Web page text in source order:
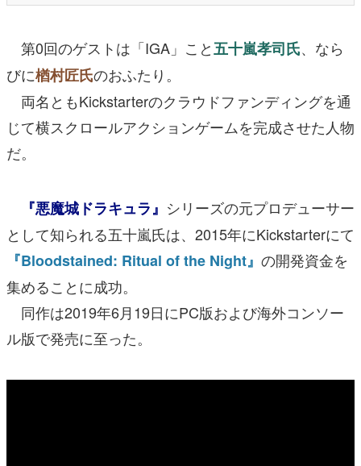
第0回のゲストは「IGA」こと五十嵐孝司氏、なら
びに楢村匠氏のおふたり。
両名ともKickstarterのクラウドファンディングを通
じて横スクロールアクションゲームを完成させた人物
だ。
『悪魔城ドラキュラ』 シリーズの元プロデューサー
として知られる五十嵐氏は、2015年にKickstarterにて
『Bloodstained: Ritual of the Night』 の開発資金を
集めることに成功。
同作は2019年6月19日にPC版および海外コンソー
ル版で発売に至った。